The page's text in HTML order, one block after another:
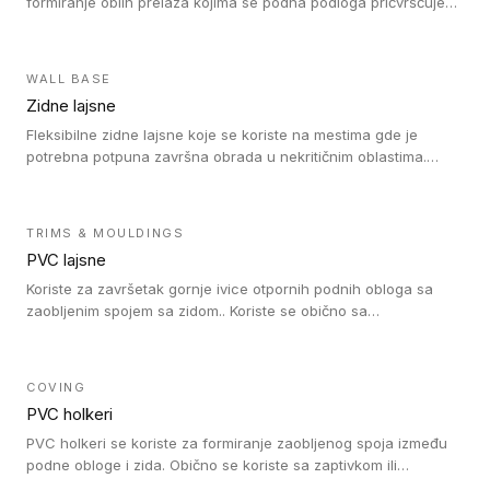
WALL BASE
Zidne lajsne
Fleksibilne zidne lajsne koje se koriste na mestima gde je
potrebna potpuna završna obrada u nekritičnim oblastima.
TRIMS & MOULDINGS
PVC lajsne
Koriste za završetak gornje ivice otpornih podnih obloga sa
zaobljenim spojem sa zidom.. Koriste se obično sa
rešenje).
COVING
PVC holkeri
PVC holkeri se koriste za formiranje zaobljenog spoja između
podne obloge i zida. Obično se koriste sa zaptivkom ili